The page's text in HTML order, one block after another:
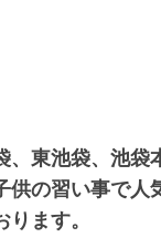
東池袋、池袋
の習い事で人
ます。